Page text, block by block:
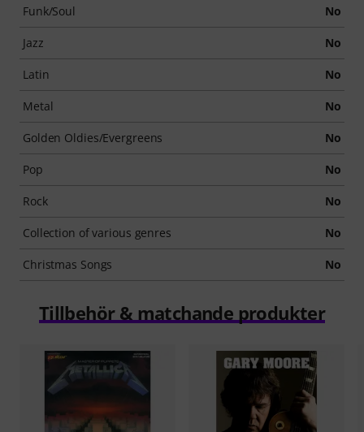
Funk/Soul No
Jazz No
Latin No
Metal No
Golden Oldies/Evergreens No
Pop No
Rock No
Collection of various genres No
Christmas Songs No
Tillbehör & matchande produkter